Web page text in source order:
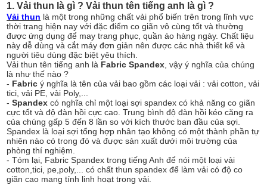
1. Vải thun là gì ? Vải thun tên tiếng anh là gì ?
Vải thun là một trong những chất vải phổ biến trên trong lĩnh vực
thời trang hiện nay với đặc điểm co giãn vô cùng tốt và thường
được ứng dụng để may trang phục, quần áo hàng ngày. Chất liệu
này dễ dùng và cắt máy đơn giản nên được các nhà thiết kế và
người tiêu dùng đặc biệt yêu thích.
Vải thun tên tiếng anh là Fabric Spandex, vậy ý nghĩa của chúng
là như thế nào ?
- Fabric ý nghĩa là tên của vải bao gồm các loại vải : vải cotton, vải
tici, vải PE, vải Poly,...
-Spandex có nghĩa chỉ một loại sợi spandex có khả năng co giãn
cực tốt và độ đàn hồi cực cao. Trung bình độ đàn hồi kéo căng ra
của chúng gấp 5 đến 8 lần so với kích thước ban đầu của sợi.
Spandex là loại sợi tổng hợp nhân tạo không có một thành phần tự
nhiên nào có trong đó và được sản xuất dưới môi trường của
phòng thí nghiệm.
- Tóm lại, Fabric Spandex trong tiếng Anh để nói một loại vải
cotton,tici, pe,poly,... có chất thun spandex để làm vải có độ co
giãn cao mang tính linh hoạt trong vải.